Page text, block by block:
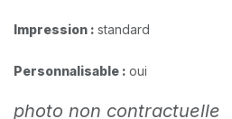
Impression : standard​
Personnalisable : oui
photo non contractuelle